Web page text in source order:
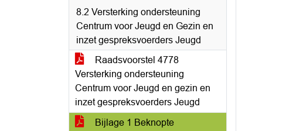
8.2 Versterking ondersteuning
Centrum voor Jeugd en Gezin en
inzet gespreksvoerders Jeugd
Raadsvoorstel 4778
Versterking ondersteuning
Centrum voor Jeugd en gezin en
inzet gespreksvoerders Jeugd
Bijlage 1 Beknopte